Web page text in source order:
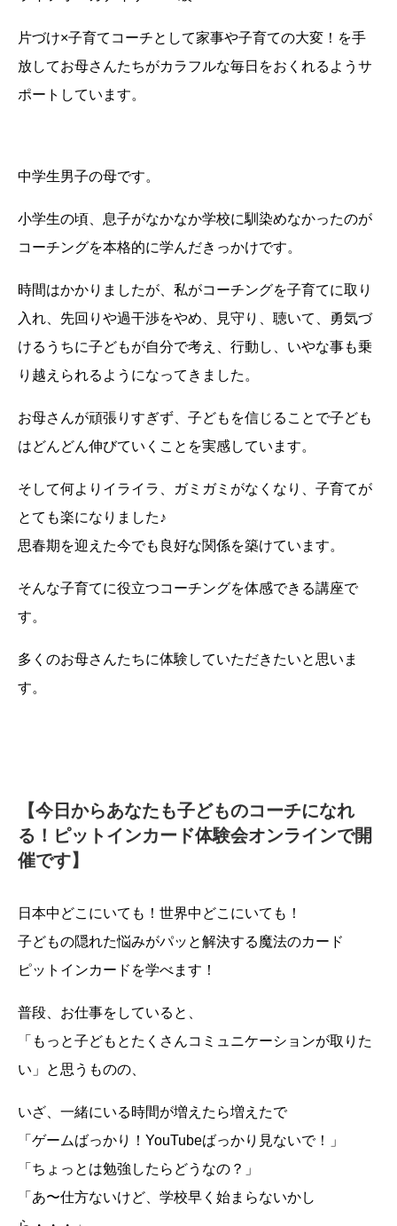
片づけ×子育てコーチとして家事や子育ての大変！を手
放してお母さんたちがカラフルな毎日をおくれるようサ
ポートしています。
中学生男子の母です。
小学生の頃、息子がなかなか学校に馴染めなかったのが
コーチングを本格的に学んだきっかけです。
時間はかかりましたが、私がコーチングを子育てに取り
入れ、先回りや過干渉をやめ、見守り、聴いて、勇気づ
けるうちに子どもが自分で考え、行動し、いやな事も乗
り越えられるようになってきました。
お母さんが頑張りすぎず、子どもを信じることで子ども
はどんどん伸びていくことを実感しています。
そして何よりイライラ、ガミガミがなくなり、子育てが
とても楽になりました♪
思春期を迎えた今でも良好な関係を築けています。
そんな子育てに役立つコーチングを体感できる講座で
す。
多くのお母さんたちに体験していただきたいと思いま
す。
【今日からあなたも子どものコーチになれ
る！ピットインカード体験会オンラインで開
催です】
日本中どこにいても！世界中どこにいても！
子どもの隠れた悩みがパッと解決する魔法のカード
ピットインカードを学べます！
普段、お仕事をしていると、
「もっと子どもとたくさんコミュニケーションが取りた
い」と思うものの、
いざ、一緒にいる時間が増えたら増えたで
「ゲームばっかり！YouTubeばっかり見ないで！」
「ちょっとは勉強したらどうなの？」
「あ〜仕方ないけど、学校早く始まらないかし